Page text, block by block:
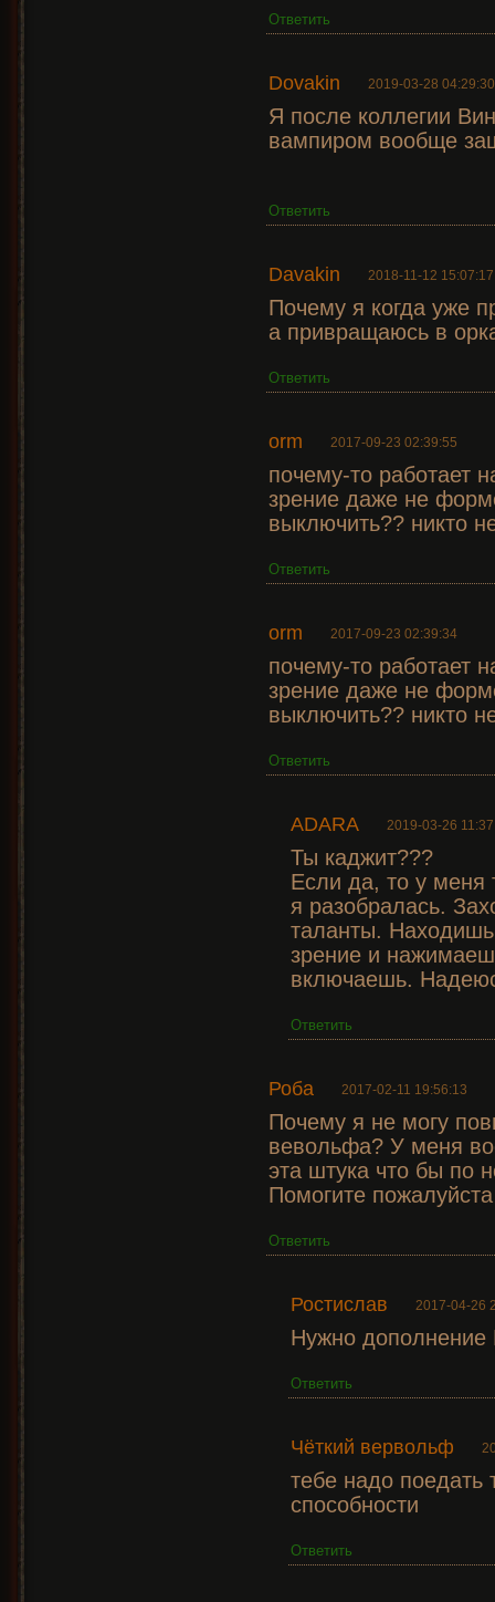
Ответить
Dovakin 2019-03-28 04:29:30
Я после коллегии
вампиром вообще
Ответить
Davakin 2018-11-12 15:07:17
Почему я когда уже
а привращаюсь в
Ответить
orm 2017-09-23 02:39:55
почему-то работает
зрение даже не
выключить?? никто
Ответить
orm 2017-09-23 02:39:34
почему-то работает
зрение даже не
выключить?? никто
Ответить
ADARA 2019-03-26
Ты каджит???
Если да, то у
я разобралась.
таланты.
зрение и
включаешь.
Ответить
Роба 2017-02-11 19:56:13
Почему я не могу
вевольфа? У меня
эта штука что бы по
Помогите
Ответить
Ростислав 2017-04-26
Нужно дополнение
Ответить
Чёткий вервольф
тебе надо поедать
способности
Ответить